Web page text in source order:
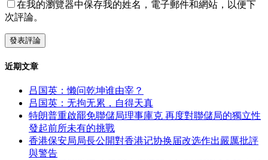
在我的瀏覽器中保存我的姓名，電子郵件和網站，以便下
次評論。
近期文章
吕国英：懒问乾坤谁由宰？
吕国英：无拘无累，自得天真
特朗普重啟罷免聯儲局理事庫克 再度對聯儲局的獨立性
發起前所未有的挑戰
香港保安局局長公開對香港记协换届改选作出嚴厲批評
與警告